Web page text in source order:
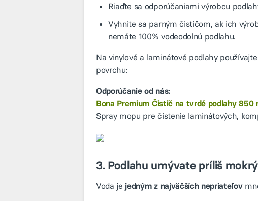
Riaďte sa odporúčaniami výrobcu
Vyhnite sa parným čističom, ak ich
nemáte 100% vodeodolnú podlahu.
Na vinylové a laminátové podlahy
povrchu:
Odporúčanie od nás:
Bona Premium Čistič na tvrdé podlahy 850
Spray mopu pre čistenie laminátových,
3. Podlahu umývate príliš
Voda je jedným z najväčších nepriateľov